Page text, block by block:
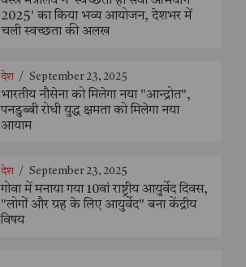
2025' का किया भव्य आयोजन, देशभर में
चली स्वच्छता की अलख
देश / September 23, 2025
भारतीय नौसेना को मिलेगा नया "आन्द्रोत",
पनडुब्बी रोधी युद्ध क्षमता को मिलेगा नया
आयाम
देश / September 23, 2025
गोवा में मनाया गया 10वां राष्ट्रीय आयुर्वेद दिवस,
"लोगों और ग्रह के लिए आयुर्वेद" बना केंद्रीय
विषय